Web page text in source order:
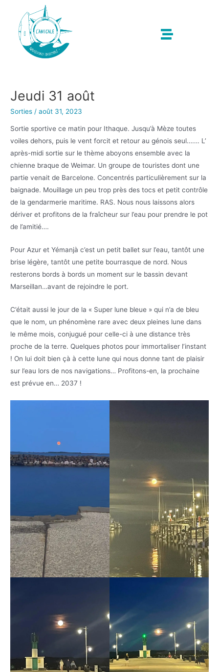
Jeudi 31 août
Sorties /août 31, 2023
Sortie sportive ce matin pour Ithaque. Jusqu’à Mèze toutes
voiles dehors, puis le vent forcit et retour au génois seul……. L’
après-midi sortie sur le thème aboyons ensemble avec la
chienne braque de Weimar. Un groupe de touristes dont une
partie venait de Barcelone. Concentrés particulièrement sur la
baignade. Mouillage un peu trop près des tocs et petit contrôle
de la gendarmerie maritime. RAS. Nous nous laissons alors
dériver et profitons de la fraîcheur sur l’eau pour prendre le pot
de l’amitié….
Pour Azur et Yémanjà c’est un petit ballet sur l’eau, tantôt une
brise légère, tantôt une petite bourrasque de nord. Nous
resterons bords à bords un moment sur le bassin devant
Marseillan…avant de rejoindre le port.
C’était aussi le jour de la « Super lune bleue » qui n’a de bleu
que le nom, un phénomène rare avec deux pleines lune dans
le même mois, conjugué pour celle-ci à une distance très
proche de la terre. Quelques photos pour immortaliser l’instant
! On lui doit bien çà à cette lune qui nous donne tant de plaisir
sur l’eau lors de nos navigations… Profitons-en, la prochaine
est prévue en… 2037 !